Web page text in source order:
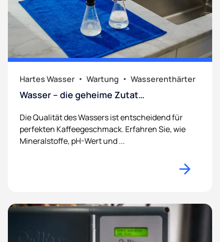
Hartes Wasser Wartung Wasserenthärter
Wasser – die geheime Zutat…
Die Qualität des Wassers ist entscheidend für
perfekten Kaffeegeschmack. Erfahren Sie, wie
Mineralstoffe, pH-Wert und ...